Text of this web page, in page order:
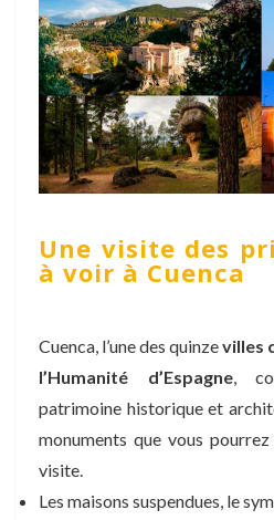
Une visite des
à voir à Cuenca
Cuenca, l’une des quinzevilles
l’Humanité d’Espagne,
patrimoine historique et
monuments que vous
visite.
Les maisons suspendues, le